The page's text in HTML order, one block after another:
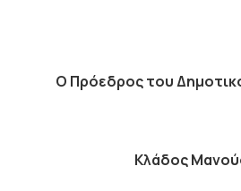
Ο Πρόεδρος του
Κλάδος